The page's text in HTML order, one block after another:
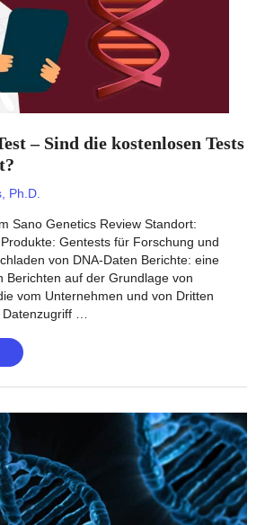
– Sind die kostenlosen Tests
Ph.D.
Sano Genetics Review Standort:
Gentests für Forschung und
von DNA-Daten Berichte: eine
Berichten auf der Grundlage von
vom Unternehmen und von Dritten
Datenzugriff …